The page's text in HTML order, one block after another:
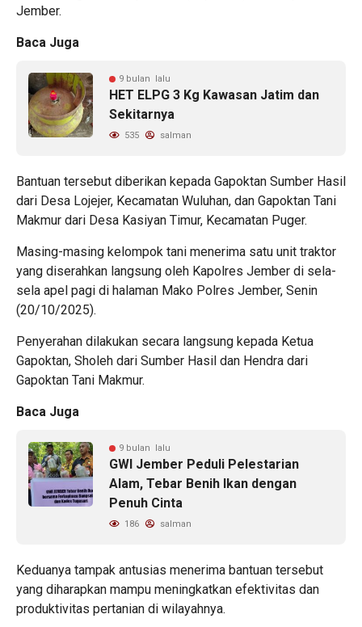
Jember.
Baca Juga
9 bulan lalu
HET ELPG 3 Kg Kawasan Jatim dan
Sekitarnya
535 salman
Bantuan tersebut diberikan kepada Gapoktan Sumber Hasil
dari Desa Lojejer, Kecamatan Wuluhan, dan Gapoktan Tani
Makmur dari Desa Kasiyan Timur, Kecamatan Puger.
Masing-masing kelompok tani menerima satu unit traktor
yang diserahkan langsung oleh Kapolres Jember di sela-
sela apel pagi di halaman Mako Polres Jember, Senin
(20/10/2025).
Penyerahan dilakukan secara langsung kepada Ketua
Gapoktan, Sholeh dari Sumber Hasil dan Hendra dari
Gapoktan Tani Makmur.
Baca Juga
9 bulan lalu
GWI Jember Peduli Pelestarian
Alam, Tebar Benih Ikan dengan
Penuh Cinta
186 salman
Keduanya tampak antusias menerima bantuan tersebut
yang diharapkan mampu meningkatkan efektivitas dan
produktivitas pertanian di wilayahnya.